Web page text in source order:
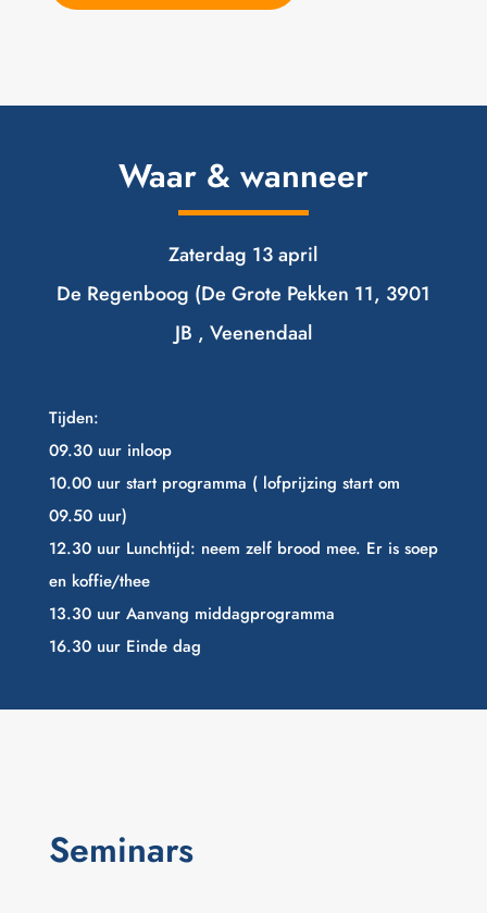
Waar & wanneer
Zaterdag 13 april
De Regenboog (De Grote Pekken 11, 3901
JB , Veenendaal
Tijden:
09.30 uur inloop
10.00 uur start programma ( lofprijzing start om
09.50 uur)
12.30 uur Lunchtijd: neem zelf brood mee. Er is soep
en koffie/thee
13.30 uur Aanvang middagprogramma
16.30 uur Einde dag
Seminars